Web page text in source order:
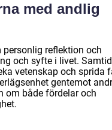
med andlig
reflektion och
och syfte i livet.
vetenskap och sprida
gentemot
om både fördelar och